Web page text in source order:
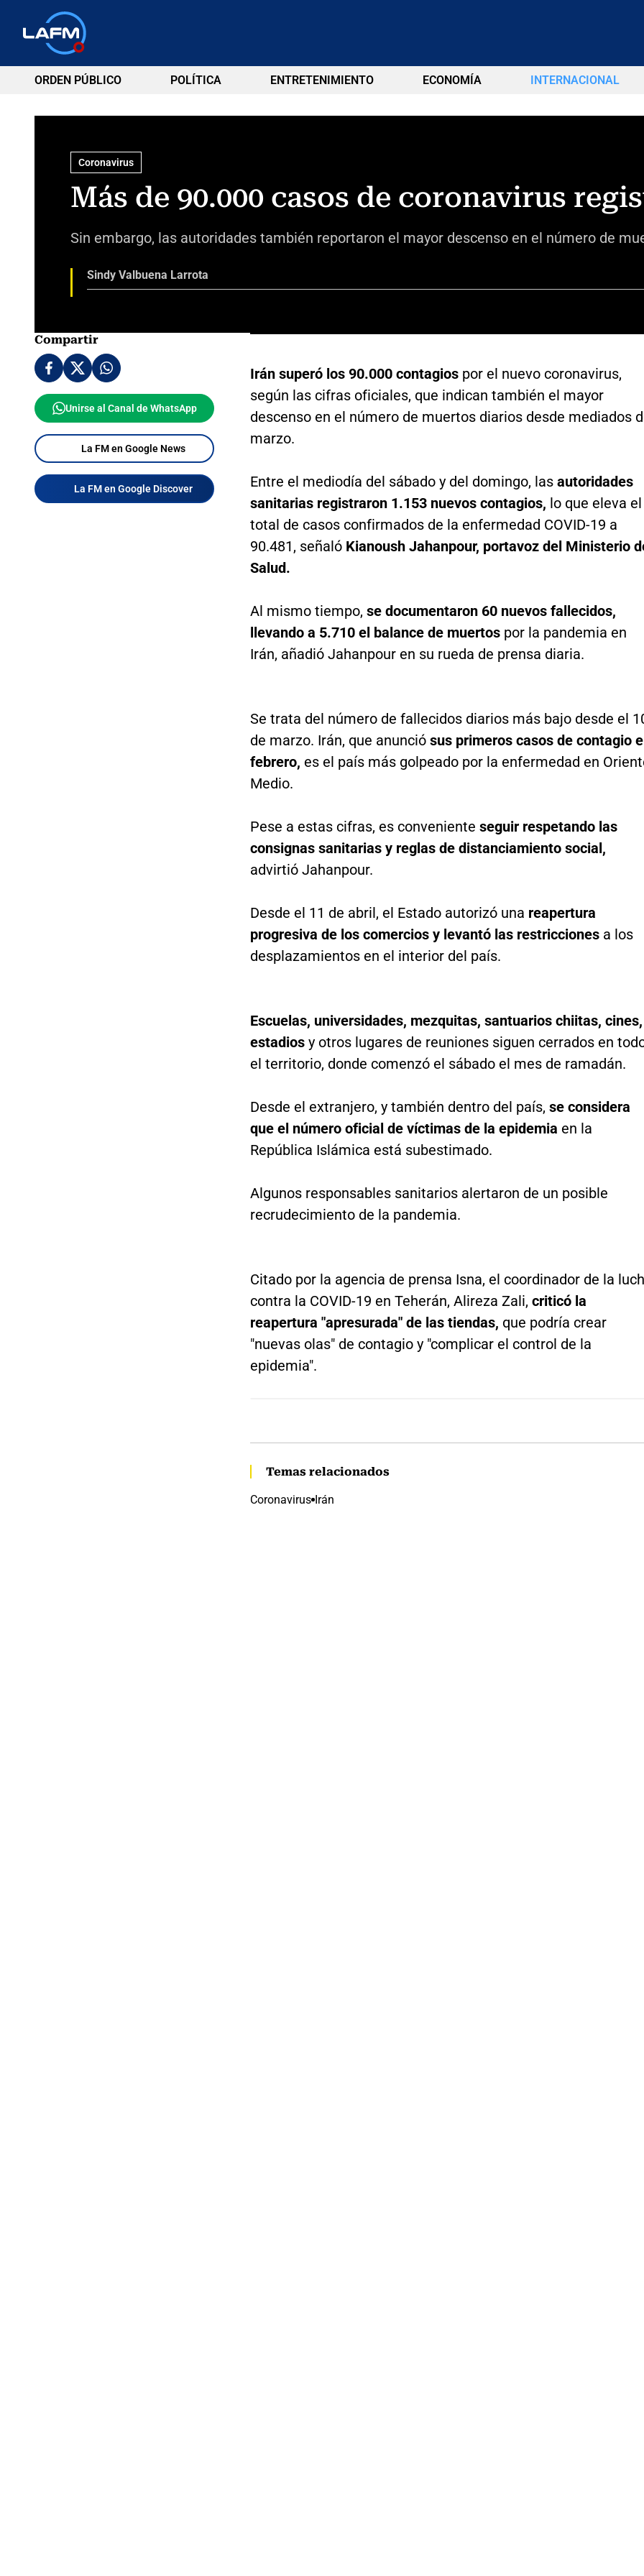
ORDEN PÚBLICO POLÍTICA ENTRETENIMIENTO ECONOMÍA INTERNACIONAL
Coronavirus
Más de 90.000 casos de coronavirus
Sin embargo, las autoridades también reportaron el mayor descenso en el número de
Sindy Valbuena Larrota
Compartir
Unirse al Canal de WhatsApp
La FM en Google News
La FM en Google Discover
Irán superó los 90.000 contagiospor el nuevo coronavirus,
según las cifras oficiales, que indican también el mayor
descenso en el número de muertos diarios desde mediados
marzo.
Entre el mediodía del sábado y del domingo, las autoridades
sanitarias registraron 1.153 nuevos contagios, lo que eleva el
total de casos confirmados de la enfermedad COVID-19 a
90.481, señaló Kianoush Jahanpour, portavoz del Ministerio
Salud.
Al mismo tiempo, se documentaron 60 nuevos fallecidos,
llevando a 5.710 el balance de muertospor la pandemia en
Irán, añadió Jahanpour en su rueda de prensa diaria.
Se trata del número de fallecidos diarios más bajo desde el
de marzo. Irán, que anunciósus primeros casos de contagio
febrero, es el país más golpeado por la enfermedad en
Medio.
Pese a estas cifras, es conveniente seguir respetando las
consignas sanitarias y reglas de distanciamiento social,
advirtió Jahanpour.
Desde el 11 de abril, el Estado autorizó una reapertura
progresiva de los comercios y levantó las restricciones a los
desplazamientos en el interior del país.
Escuelas, universidades, mezquitas, santuarios chiitas, cines,
estadiosy otros lugares de reuniones siguen cerrados en
el territorio, donde comenzó el sábado el mes de ramadán.
Desde el extranjero, y también dentro del país, se considera
que el número oficial de víctimas de la epidemia en la
República Islámica está subestimado.
Algunos responsables sanitarios alertaron de un posible
recrudecimiento de la pandemia.
Citado por la agencia de prensa Isna, el coordinador de la
contra la COVID-19 en Teherán, Alireza Zali, criticó la
reapertura "apresurada" de las tiendas, que podría crear
"nuevas olas" de contagio y "complicar el control de la
epidemia".
Temas relacionados
Coronavirus Irán